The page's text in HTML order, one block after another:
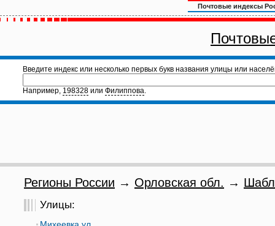
Почтовые индексы
Введите индекс или несколько первых букв названия улицы или
Например, 198328 или Филиппова.
Регионы России → Орловская обл. →
Улицы: